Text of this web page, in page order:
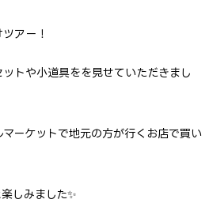
アー！
トや小道具をを見せていただきまし
ーケットで地元の方が行くお店で買い
しみました✨